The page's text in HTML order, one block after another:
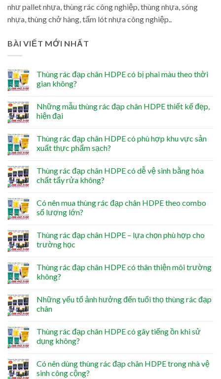
như pallet nhựa, thùng rác công nghiệp, thùng nhựa, sóng
nhựa, thùng chở hàng, tấm lót nhựa công nghiệp..
BÀI VIẾT MỚI NHẤT
Thùng rác đạp chân HDPE có bị phai màu theo thời
gian không?
Những mẫu thùng rác đạp chân HDPE thiết kế đẹp,
hiện đại
Thùng rác đạp chân HDPE có phù hợp khu vực sản
xuất thực phẩm sạch?
Thùng rác đạp chân HDPE có dễ vệ sinh bằng hóa
chất tẩy rửa không?
Có nên mua thùng rác đạp chân HDPE theo combo
số lượng lớn?
Thùng rác đạp chân HDPE – lựa chọn phù hợp cho
trường học
Thùng rác đạp chân HDPE có thân thiện môi trường
không?
Những yếu tố ảnh hưởng đến tuổi thọ thùng rác đạp
chân
Thùng rác đạp chân HDPE có gây tiếng ồn khi sử
dụng không?
Có nên dùng thùng rác đạp chân HDPE trong nhà vệ
sinh công cộng?